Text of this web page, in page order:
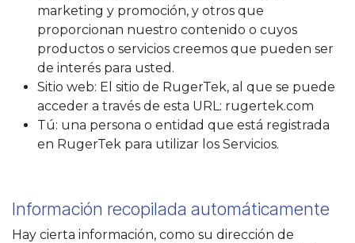
marketing y promoción, y otros que
proporcionan nuestro contenido o cuyos
productos o servicios creemos que pueden ser
de interés para usted.
Sitio web: El sitio de RugerTek, al que se puede
acceder a través de esta URL: rugertek.com
Tú: una persona o entidad que está registrada
en RugerTek para utilizar los Servicios.
Información recopilada automáticamente
Hay cierta información, como su dirección de